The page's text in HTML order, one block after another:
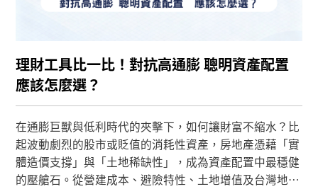
理財工具比一比！對抗高通膨 聰明資產配置
應該怎麼選？
在通膨巨獸與低利時代的夾擊下，如何讓財富不縮水？比
起波動劇烈的股市或貶值的消耗性資產，房地產憑藉「實
體造價支撐」與「土地稀缺性」，成為資產配置中最穩健
的壓艙石。從營建成本、避險特性、土地增值及台灣地利